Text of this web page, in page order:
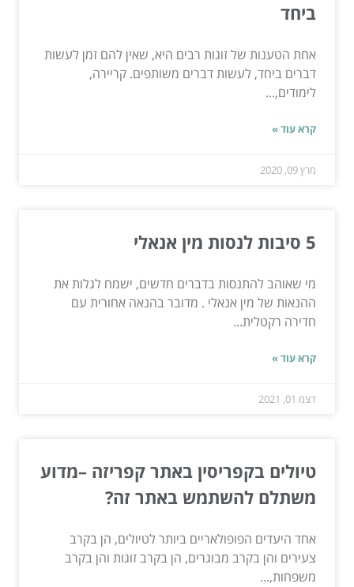
ביחד
אחת הטענות של זוגות רבים היא, שאין להם זמן לעשות
דברים ביחד, לעשות דברים משותפים. קריירה,
לימודים,...
קרא עוד »
מרץ 09, 2020
5 סיבות לנסות מין אנאלי
מי שאוהב להתנסות בדברים חדשים, ישמח לגלות את
ההנאות של מין אנאלי . מדובר בהנאה אחורית עם
חדירה רקטלית...
קרא עוד »
דצמ 01, 2021
טיולים בקפריסין באתר קפריזה –מדוע
משתלם להשתמש באתר זה?
אחד היעדים הפופולאריים ביותר לטיולים, הן בקרב
צעירים והן בקרב מבוגרים, הן בקרב זוגות והן בקרב
משפחות,...